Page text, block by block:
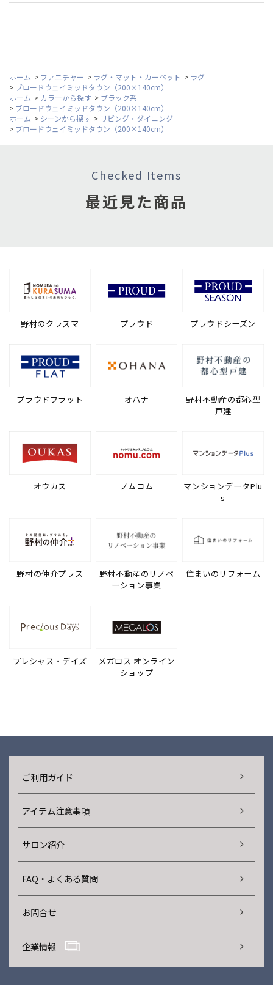
ホーム > ファニチャー > ラグ・マット・カーペット > ラグ
> ブロードウェイミッドタウン（200×140cm）
ホーム > カラーから探す > ブラック系
> ブロードウェイミッドタウン（200×140cm）
ホーム > シーンから探す > リビング・ダイニング
> ブロードウェイミッドタウン（200×140cm）
Checked Items
最近見た商品
野村のクラスマ プラウド プラウドシーズン
プラウドフラット オハナ
野村不動産の都心型
戸建
オウカス ノムコム
マンションデータPlu
s
野村の仲介プラス
野村不動産のリノベ
ーション事業
住まいのリフォーム
プレシャス・デイズ
メガロス オンライン
ショップ
ご利用ガイド
アイテム注意事項
サロン紹介
FAQ・よくある質問
お問合せ
企業情報